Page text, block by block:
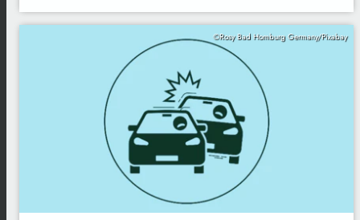
©Rosy Bad Homburg Germany/Pixabay